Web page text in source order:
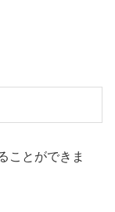
ことができま